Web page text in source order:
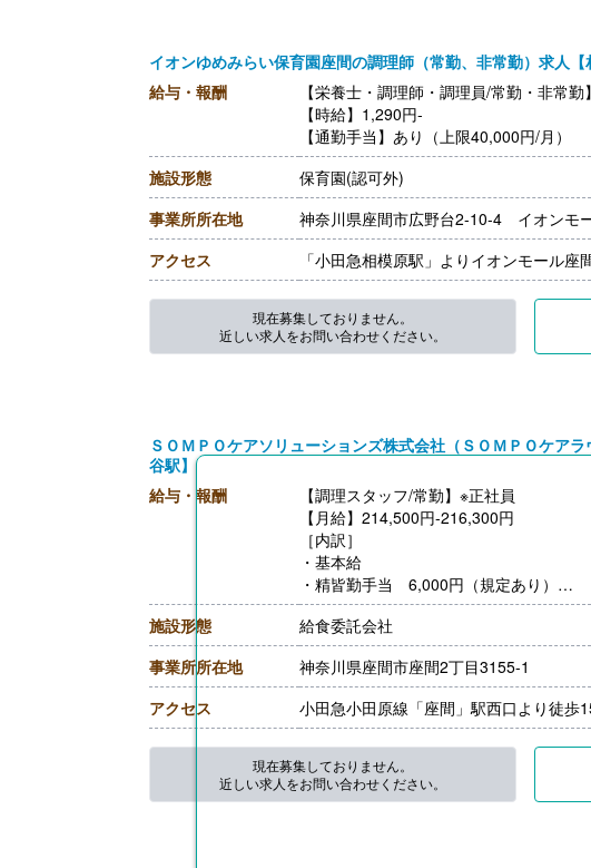
イオンゆめみらい保育園座間の調理師（常勤、非常勤）求人
給与・報酬
【栄養士・調理師・調理員/常勤・非常勤
【時給】1,290円-
【通勤手当】あり（上限40,000円/月）
施設形態
保育園(認可外)
事業所所在地
神奈川県座間市広野台2-10-4 イオンモ
アクセス
「小田急相模原駅」よりイオンモール座
現在募集しておりません。
近しい求人をお問い合わせください。
ＳＯＭＰＯケアソリューションズ株式会社（ＳＯＭＰＯケア
谷駅】
給与・報酬
【調理スタッフ/常勤】※正社員
【月給】214,500円-216,300円
［内訳］
・基本給
・精皆勤手当 6,000円（規定あり）
・職務手当 4,000円
・働きがい向上手当 10,000円
［その他手当］
・時間外手当（超過1分から支給）
【賞与】年2回（計2.00ヶ月分）※前年度
【通勤手当】あり（上限50,000円/月）
【退職金】あり※勤続3年以上
【調理主任/常勤】※正社員
【月給】216,300円-260,100円
施設形態
給食委託会社
事業所所在地
神奈川県座間市座間2丁目3155-1
アクセス
小田急小田原線「座間」駅西口より徒歩
現在募集しておりません。
近しい求人をお問い合わせください。